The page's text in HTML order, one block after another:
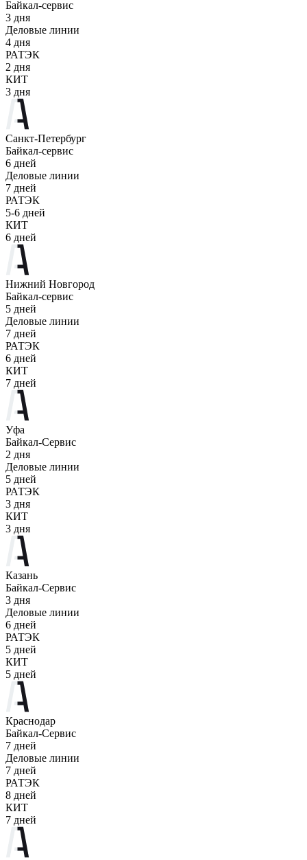
Байкал-сервис
3 дня
Деловые линии
4 дня
РАТЭК
2 дня
КИТ
3 дня
Санкт-Петербург
Байкал-сервис
6 дней
Деловые линии
7 дней
РАТЭК
5-6 дней
КИТ
6 дней
Нижний Новгород
Байкал-сервис
5 дней
Деловые линии
7 дней
РАТЭК
6 дней
КИТ
7 дней
Уфа
Байкал-Сервис
2 дня
Деловые линии
5 дней
РАТЭК
3 дня
КИТ
3 дня
Казань
Байкал-Сервис
3 дня
Деловые линии
6 дней
РАТЭК
5 дней
КИТ
5 дней
Краснодар
Байкал-Сервис
7 дней
Деловые линии
7 дней
РАТЭК
8 дней
КИТ
7 дней